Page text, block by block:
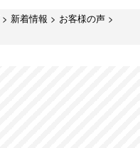
> 新着情報 > お客様の声 >